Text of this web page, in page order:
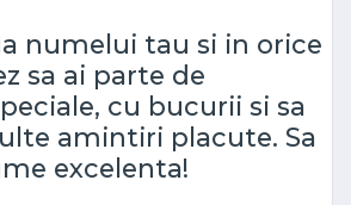
numelui tau si in orice
sa ai parte de
cu bucurii si sa
amintiri placute. Sa
excelenta!